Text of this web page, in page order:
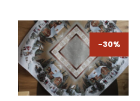
-30%
-30%